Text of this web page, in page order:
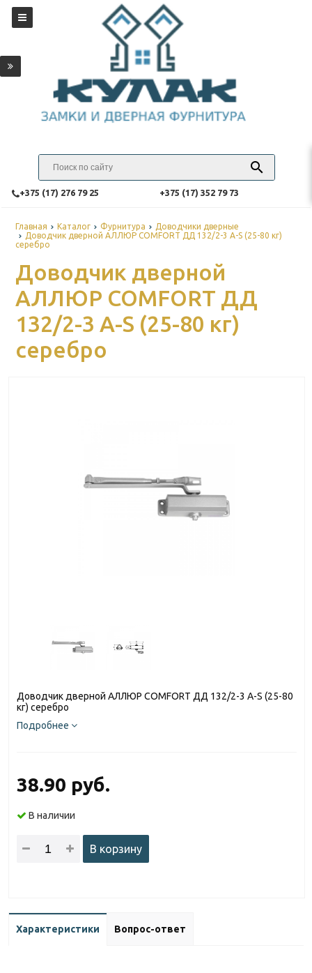
‎+375 (17) 276 79 25 ‎+375 (17) 352 79 73
Главная Каталог Фурнитура
Доводчики дверные
Доводчик дверной АЛЛЮР COMFORT ДД 132/2-3 A-S (25-80 кг)
серебро
Доводчик дверной
АЛЛЮР COMFORT ДД
132/2-3 A-S (25-80 кг)
серебро
Доводчик дверной АЛЛЮР COMFORT ДД 132/2-3 A-S (25-80
кг) серебро
Подробнее
38.90 руб.
В наличии
В корзину
Характеристики Вопрос-ответ